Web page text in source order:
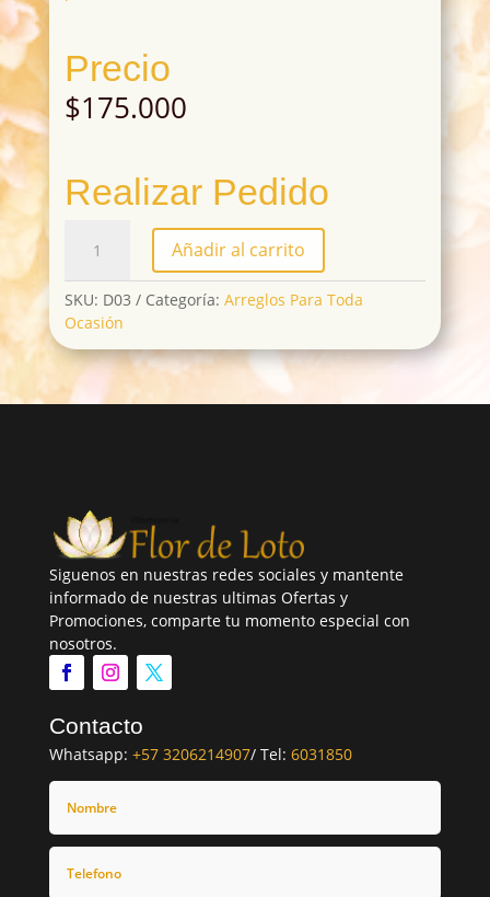
Precio
$175.000
Realizar Pedido
cantidad
Añadir al carrito
SKU: D03 Categoría: Arreglos Para Toda
Ocasión
Siguenos en nuestras redes sociales y mantente
informado de nuestras ultimas Ofertas y
Promociones, comparte tu momento especial con
nosotros.
Contacto
Whatsapp: +57 3206214907/ Tel: 6031850